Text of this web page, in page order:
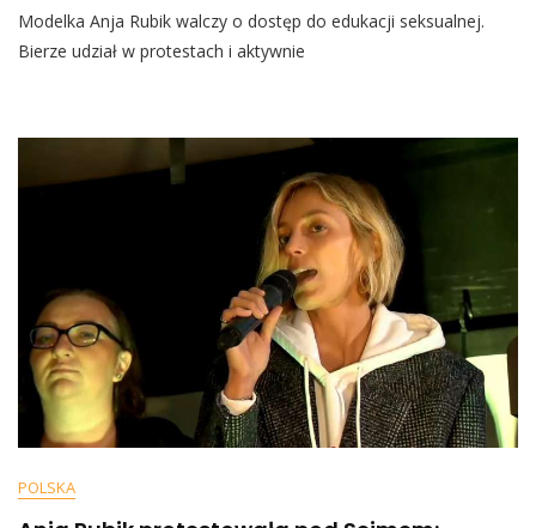
Rubik
Franciszka.
Chce,
Modelka Anja Rubik walczy o dostęp do edukacji seksualnej.
Bierze udział w protestach i aktywnie
POLSKA